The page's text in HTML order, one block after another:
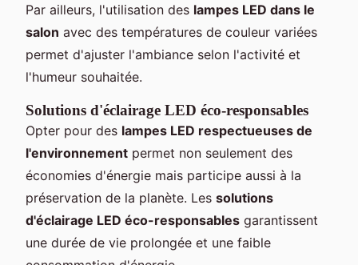
Par ailleurs, l'utilisation des lampes LED dans le
salon avec des températures de couleur variées
permet d'ajuster l'ambiance selon l'activité et
l'humeur souhaitée.
Solutions d'éclairage LED éco-responsables
Opter pour des lampes LED respectueuses de
l'environnement permet non seulement des
économies d'énergie mais participe aussi à la
préservation de la planète. Les solutions
d'éclairage LED éco-responsables garantissent
une durée de vie prolongée et une faible